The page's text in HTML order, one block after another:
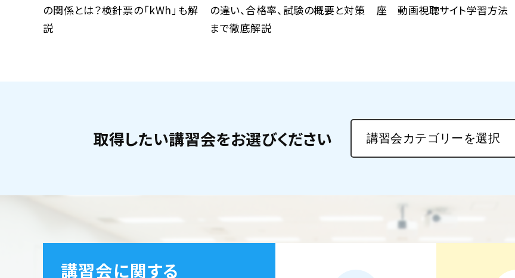
の関係とは？検針票の「kWh」も解
説
の違い、合格率、試験の概要と対策
まで徹底解説
座 動画視聴サイト学習方法
取得したい講習会をお選びください
講習会に関する